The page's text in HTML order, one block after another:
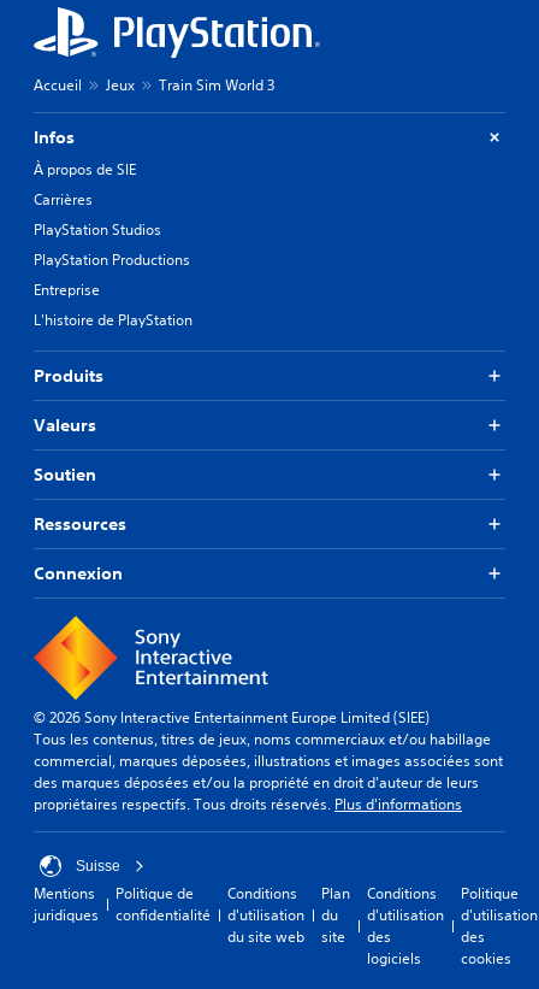
Accueil Jeux Train Sim World 3
Infos
À propos de SIE
Carrières
PlayStation Studios
PlayStation Productions
Entreprise
L'histoire de PlayStation
Produits
Valeurs
Soutien
Ressources
Connexion
© 2026 Sony Interactive Entertainment Europe Limited (SIEE)
Tous les contenus, titres de jeux, noms commerciaux et/ou habillage
commercial, marques déposées, illustrations et images associées sont
des marques déposées et/ou la propriété en droit d'auteur de leurs
propriétaires respectifs. Tous droits réservés. Plus d'informations
Suisse
Mentions
juridiques
Politique de
confidentialité
Conditions
d'utilisation
du site web
Plan
du
site
Conditions
d'utilisation
des
logiciels
Politique
d'utilisation
des
cookies